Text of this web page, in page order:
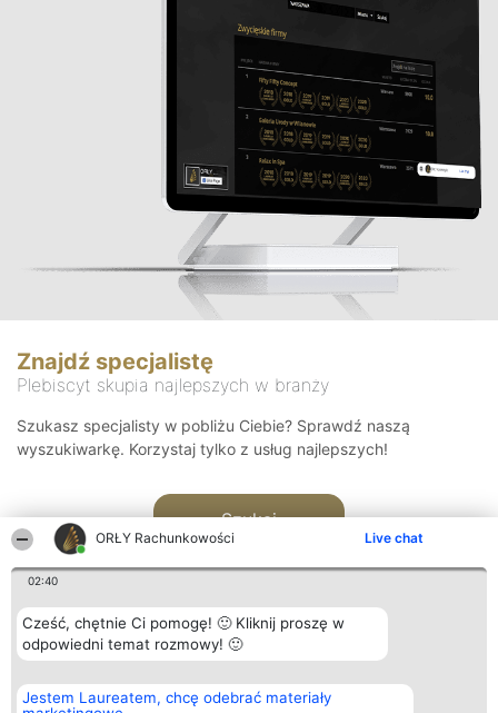
ORŁY Rachunkowości Live chat
02:40
Cześć, chętnie Ci pomogę! 🙂 Kliknij proszę w
odpowiedni temat rozmowy! 🙂
Jestem Laureatem, chcę odebrać materiały
Znajdź specjalistę
Plebiscyt skupia najlepszych w branży
Szukasz specjalisty w pobliżu Ciebie? Sprawdź naszą
wyszukiwarkę. Korzystaj tylko z usług najlepszych!
Szukaj
Organizator plebiscytu
Bright Side Solutions sp. z o.
Plebiscyt
Laureaci
Kontakt
Kontakt